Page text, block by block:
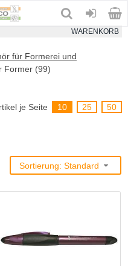
WARENKORB
für Formerei und
Former (99)
je Seite 10 25 50
Sortierung: Standard